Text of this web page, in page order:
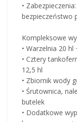
•
bezpieczeństwo
Kompleksowe
• Warzelnia 20
• Cztery
12,5 hl
• Zbiornik wody
• Śrutownica,
butelek
• Dodatkowe